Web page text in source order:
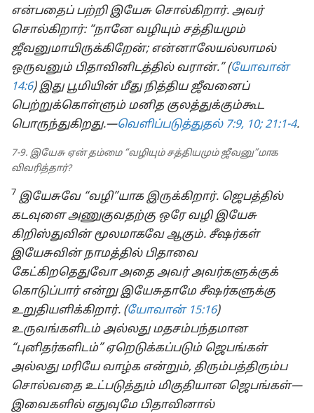
என்பதைப் பற்றி இயேசு சொல்கிறார். அவர்
சொல்கிறார்: “நானே வழியும் சத்தியமும்
ஜீவனுமாயிருக்கிறேன்; என்னாலேயல்லாமல்
ஒருவனும் பிதாவினிடத்தில் வரான்.” (யோவான்
14:6) இது பூமியின் மீது நித்திய ஜீவனைப்
பெற்றுக்கொள்ளும் மனித குலத்துக்கும்கூட
பொருந்துகிறது.—வெளிப்படுத்துதல் 7:9, 10; 21:1-4.
7-9. இயேசு ஏன் தம்மை “வழியும் சத்தியமும் ஜீவனு”மாக
விவரித்தார்?
7 இயேசுவே “வழி”யாக இருக்கிறார். ஜெபத்தில்
கடவுளை அணுகுவதற்கு ஒரே வழி இயேசு
கிறிஸ்துவின் மூலமாகவே ஆகும். சீஷர்கள்
இயேசுவின் நாமத்தில் பிதாவை
கேட்கிறதெதுவோ அதை அவர் அவர்களுக்குக்
கொடுப்பார் என்று இயேசுதாமே சீஷர்களுக்கு
உறுதியளிக்கிறார். (யோவான் 15:16)
உருவங்களிடம் அல்லது மதசம்பந்தமான
“புனிதர்களிடம்” ஏறெடுக்கப்படும் ஜெபங்கள்
அல்லது மரியே வாழ்க என்றும், திரும்பத்திரும்ப
சொல்வதை உட்படுத்தும் மிகுதியான ஜெபங்கள்—
இவைகளில் எதுவுமே பிதாவினால்